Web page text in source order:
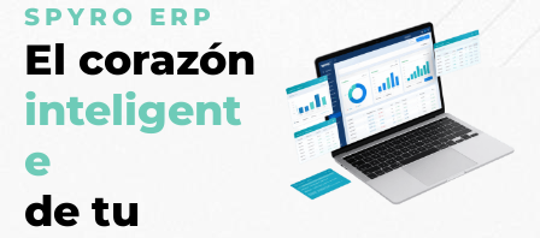
SPYRO ERP
El corazón
inteligent
e
de tu